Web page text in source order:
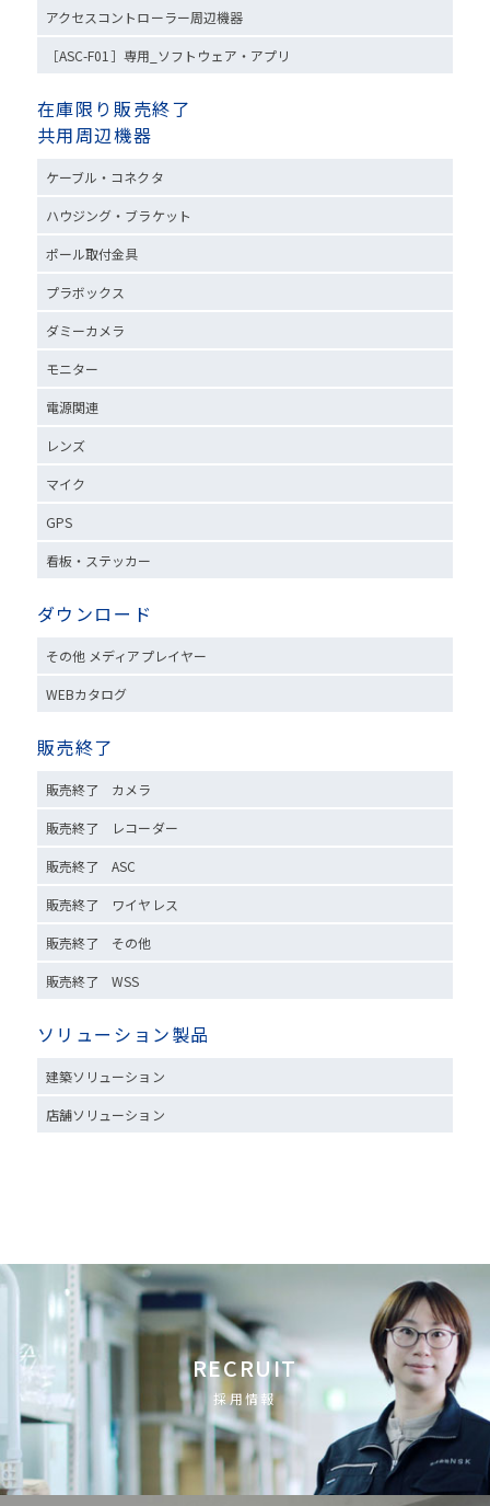
アクセスコントローラー周辺機器
［ASC-F01］専用_ソフトウェア・アプリ
在庫限り販売終了
共用周辺機器
ケーブル・コネクタ
ハウジング・ブラケット
ポール取付金具
プラボックス
ダミーカメラ
モニター
電源関連
レンズ
マイク
GPS
看板・ステッカー
ダウンロード
その他 メディアプレイヤー
WEBカタログ
販売終了
販売終了 カメラ
販売終了 レコーダー
販売終了 ASC
販売終了 ワイヤレス
販売終了 その他
販売終了 WSS
ソリューション製品
建築ソリューション
店舗ソリューション
RECRUIT
採用情報